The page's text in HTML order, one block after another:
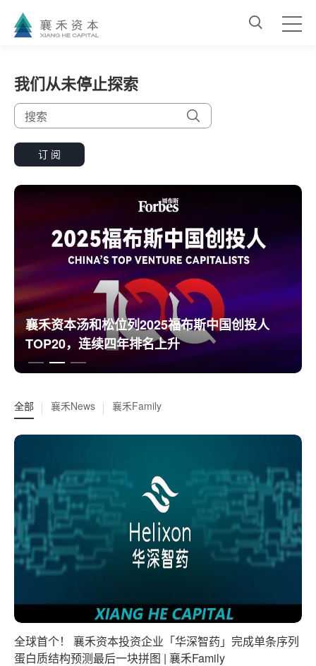
我们从未停止探索
订 阅
襄禾资本汤和松位列2025福布斯中国创投人
TOP20，连续四年排名上升
全部 襄禾News 襄禾Family
全球首个！ 襄禾资本投资企业「华深智药」完成单条序列
蛋白质结构预测最后一块拼图 | 襄禾Family